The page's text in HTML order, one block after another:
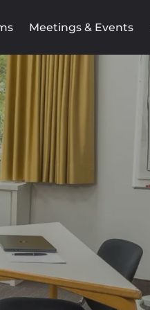
Meetings & Events